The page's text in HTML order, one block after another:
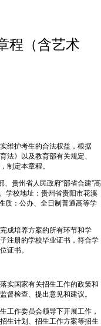
程（含艺术
维护考生的合法权益，根据
法》以及教育部有关规定、
制定本章程。
贵州省人民政府“部省合建”高
学校地址：贵州省贵阳市花溪
质：公办、全日制普通高等学
成培养方案的所有环节和学
注册的学校毕业证书，符合学
证书。
国家有关招生工作的政策和
督检查、提出意见和建议。
作委员会领导下开展工作，
生计划、招生工作方案等招生